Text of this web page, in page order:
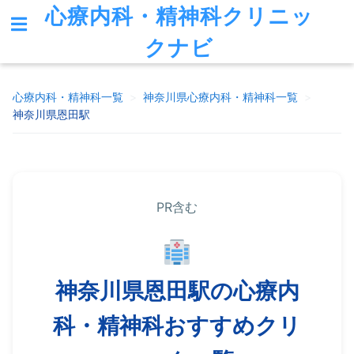
心療内科・精神科クリニッ
クナビ
心療内科・精神科一覧 神奈川県心療内科・精神科一覧
神奈川県恩田駅
PR含む
神奈川県恩田駅の心療内
科・精神科おすすめクリ